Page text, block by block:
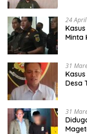
24
Minta
31
Desa
31